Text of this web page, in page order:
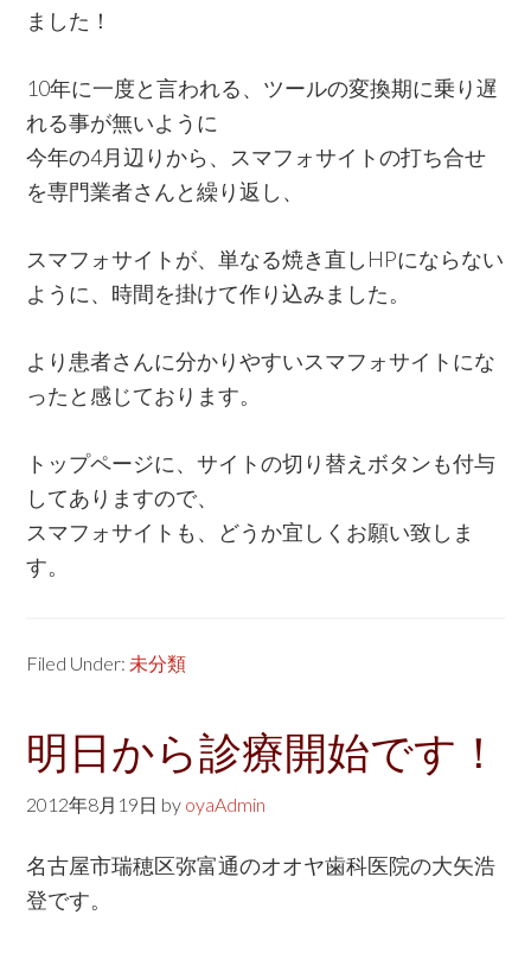
ました！
10年に一度と言われる、ツールの変換期に乗り遅
れる事が無いように
今年の4月辺りから、スマフォサイトの打ち合せ
を専門業者さんと繰り返し、
スマフォサイトが、単なる焼き直しHPにならない
ように、時間を掛けて作り込みました。
より患者さんに分かりやすいスマフォサイトにな
ったと感じております。
トップページに、サイトの切り替えボタンも付与
してありますので、
スマフォサイトも、どうか宜しくお願い致しま
す。
Filed Under: 未分類
明日から診療開始です！
2012年8月19日 by oyaAdmin
名古屋市瑞穂区弥富通のオオヤ歯科医院の大矢浩
登です。